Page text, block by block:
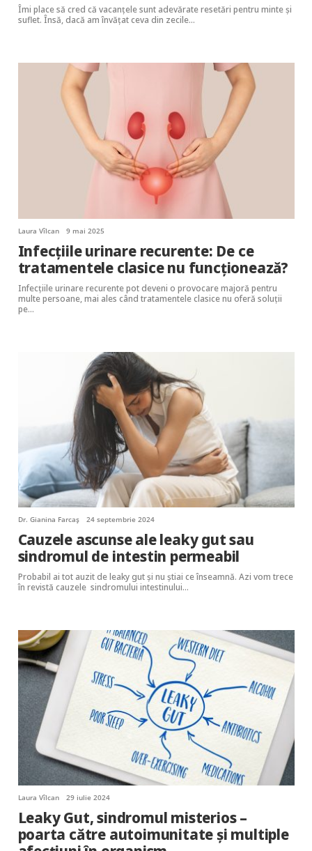
Îmi place să cred că vacanțele sunt adevărate resetări pentru minte și
suflet. Însă, dacă am învățat ceva din zecile…
Laura Vîlcan 9 mai 2025
Infecțiile urinare recurente: De ce
tratamentele clasice nu funcționează?
Infecțiile urinare recurente pot deveni o provocare majoră pentru
multe persoane, mai ales când tratamentele clasice nu oferă soluții
pe…
Dr. Gianina Farcaș 24 septembrie 2024
Cauzele ascunse ale leaky gut sau
sindromul de intestin permeabil
Probabil ai tot auzit de leaky gut și nu știai ce înseamnă. Azi vom trece
în revistă cauzele sindromului intestinului…
Laura Vîlcan 29 iulie 2024
Leaky Gut, sindromul misterios –
poarta către autoimunitate şi multiple